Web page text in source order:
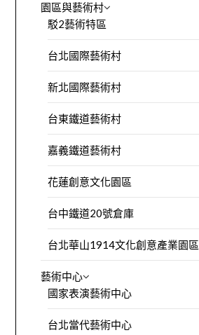
園區與藝術村
駁2藝術特區
台北國際藝術村
新北國際藝術村
台東鐵道藝術村
嘉義鐵道藝術村
花蓮創意文化園區
台中鐵道20號倉庫
台北華山1914文化創意產業園區
藝術中心
國家表演藝術中心
台北當代藝術中心